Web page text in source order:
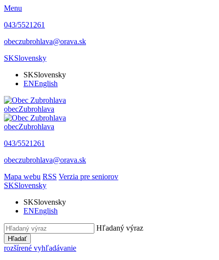
Menu
043/5521261
obeczubrohlava@orava.sk
SKSlovensky
SKSlovensky
ENEnglish
obecZubrohlava
obecZubrohlava
043/5521261
obeczubrohlava@orava.sk
Mapa webu RSS Verzia pre seniorov
SKSlovensky
SKSlovensky
ENEnglish
Hľadaný výraz
Hľadať
rozšírené vyhľadávanie